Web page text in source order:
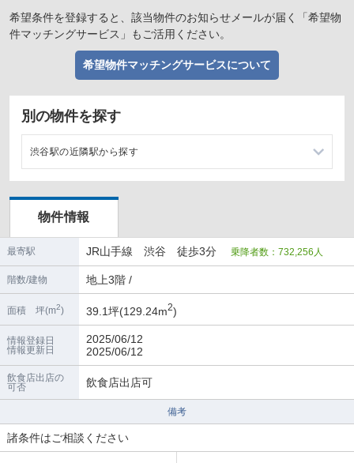
希望条件を登録すると、該当物件のお知らせメールが届く「希望物
件マッチングサービス」もご活用ください。
希望物件マッチングサービスについて
別の物件を探す
渋谷駅の近隣駅から探す
原宿駅の店舗物件・貸店舗・テナント一覧
新宿駅の店舗物件・貸店舗・テナント一覧
表参道駅の店舗物件・貸店舗・テナント一覧
物件情報
最寄駅 JR山手線 渋谷 徒歩3分 乗降者数：732,256人
階数/建物 地上3階 /
面積 坪(m2) 39.1坪(129.24m2)
情報登録日
情報更新日
2025/06/12
2025/06/12
飲食店出店の
可否
飲食店出店可
備考
諸条件はご相談ください